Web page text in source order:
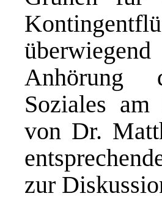
Anhörung
Soziales
von Dr.
zur